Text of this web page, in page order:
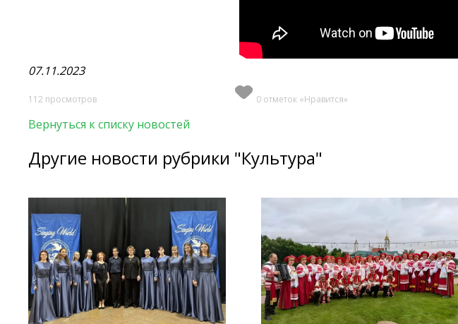
07.11.2023
112 просмотров 0 отметок «Нравится»
Вернуться к списку новостей
Другие новости рубрики "Культура"